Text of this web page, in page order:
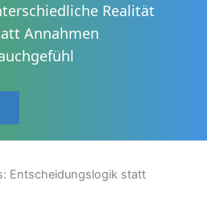
Realität
Annahmen
Entscheidungslogik statt